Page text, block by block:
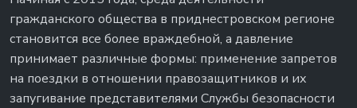
гражданского общества в приднестровском регионе
становится все более враждебной, а давление
принимает различные формы: применение запретов
на поездки в отношении правозащитников и их
запугивание представителями Службы безопасности